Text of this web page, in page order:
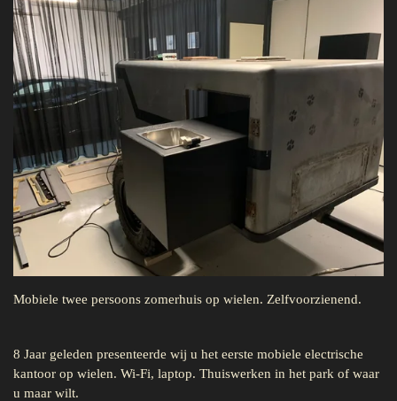
Mobiele twee persoons zomerhuis op wielen. Zelfvoorzienend.
8 Jaar geleden presenteerde wij u het eerste mobiele electrische
kantoor op wielen. Wi-Fi, laptop. Thuiswerken in het park of waar
u maar wilt.